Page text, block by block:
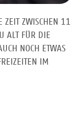
ZEIT ZWISCHEN 11
ALT FÜR DIE
NOCH ETWAS
IM A